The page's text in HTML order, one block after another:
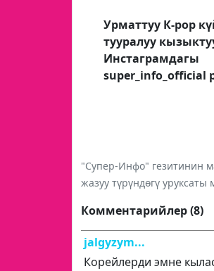
Урматтуу К-рор
тууралуу
Инстаграмдагы
super_info_official
"Супер-Инфо" гезитинин
жазуу түрүндөгү
Комментарийлер (8)
jalgyzym...
Корейлерди эмне